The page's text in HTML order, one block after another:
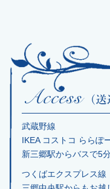
武蔵野線
IKEA コストコ ららぽ
新三郷駅からバスで5
つくばエクスプレス線